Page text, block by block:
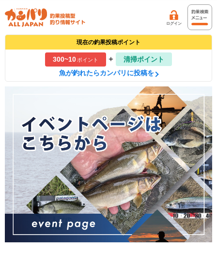
ログイン
現在の釣果投稿ポイント
300~10ポイント +
清掃ポイント
魚が釣れたらカンパリに投稿を